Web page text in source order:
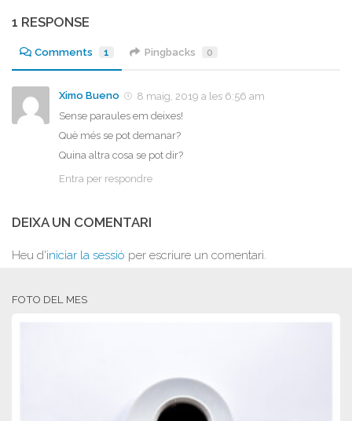
1 RESPONSE
Comments 1 Pingbacks 0
Ximo Bueno
8 maig, 2019 a les 6:56 am
Sense paraules em deixes!
Què més se pot demanar?
Quina altra cosa se pot dir?
Entra per respondre
DEIXA UN COMENTARI
Heu d'iniciar la sessió per escriure un comentari.
FOTO DEL MES